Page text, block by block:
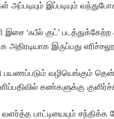
இப்படியும்
‘ஃபீல் குட்’
இருப்பது
பயணப்படும் வழியெங்கும்
கண்களுக்கு
பாட்டியையும் சந்திக்க